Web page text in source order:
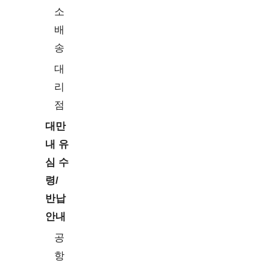
소
배
송
대
리
점
대만
내 유
심 수
령/
반납
안내
공
항